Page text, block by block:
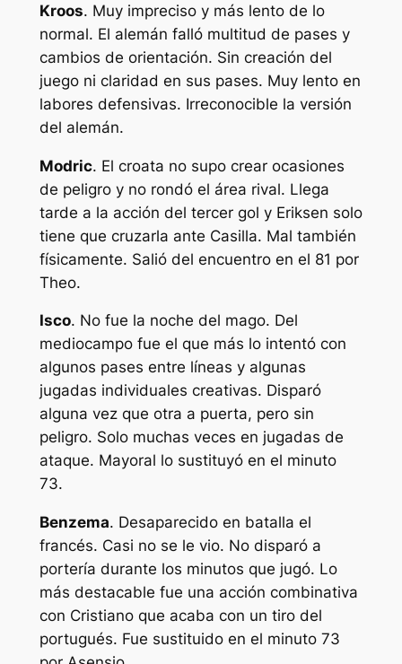
Kroos. Muy impreciso y más lento de lo
normal. El alemán falló multitud de pases y
cambios de orientación. Sin creación del
juego ni claridad en sus pases. Muy lento en
labores defensivas. Irreconocible la versión
del alemán.
Modric. El croata no supo crear ocasiones
de peligro y no rondó el área rival. Llega
tarde a la acción del tercer gol y Eriksen solo
tiene que cruzarla ante Casilla. Mal también
físicamente. Salió del encuentro en el 81 por
Theo.
Isco. No fue la noche del mago. Del
mediocampo fue el que más lo intentó con
algunos pases entre líneas y algunas
jugadas individuales creativas. Disparó
alguna vez que otra a puerta, pero sin
peligro. Solo muchas veces en jugadas de
ataque. Mayoral lo sustituyó en el minuto
73.
Benzema. Desaparecido en batalla el
francés. Casi no se le vio. No disparó a
portería durante los minutos que jugó. Lo
más destacable fue una acción combinativa
con Cristiano que acaba con un tiro del
portugués. Fue sustituido en el minuto 73